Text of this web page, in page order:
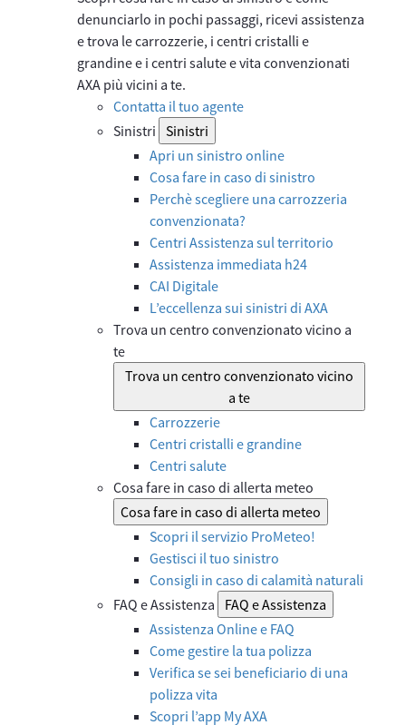
denunciarlo in pochi passaggi, ricevi assistenza
e trova le carrozzerie, i centri cristalli e
grandine e i centri salute e vita convenzionati
AXA più vicini a te.
Contatta il tuo agente
Sinistri Sinistri
Apri un sinistro online
Cosa fare in caso di sinistro
Perchè scegliere una carrozzeria
convenzionata?
Centri Assistenza sul territorio
Assistenza immediata h24
CAI Digitale
L’eccellenza sui sinistri di AXA
Trova un centro convenzionato vicino a
te
Trova un centro convenzionato vicino
a te
Carrozzerie
Centri cristalli e grandine
Centri salute
Cosa fare in caso di allerta meteo
Cosa fare in caso di allerta meteo
Scopri il servizio ProMeteo!
Gestisci il tuo sinistro
Consigli in caso di calamità naturali
FAQ e Assistenza
FAQ e Assistenza
Assistenza Online e FAQ
Come gestire la tua polizza
Verifica se sei beneficiario di una
polizza vita
Scopri l’app My AXA